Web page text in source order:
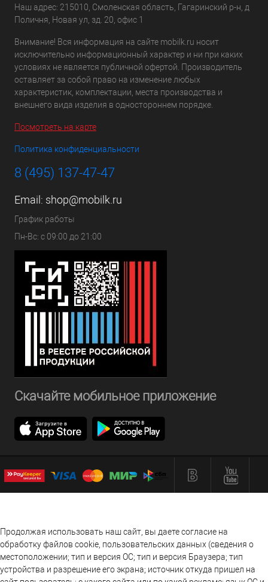
Наш адрес: 215010, Смоленская область, Гагаринский р-н, д
Поличня, Новая ул, зд. 20, офис 1
Внимание! Вся информация на сайте mobilk.ru носит
исключительно информационный характер и ни при каких
условиях не является публичной офертой. Производитель
оставляет за собой право на изменение любых
характеристик, комплектации, места производства и
внешнего вида изделия в одностороннем порядке.
Посмотреть на карте
Политика конфиденциальности
8 (495) 137-47-47
Email: shop@mobilk.ru
График работы
Пн-Вс: с 09:00 до 21:00
Скачайте мобильное приложение
Продолжая использовать наш сайт, вы даете согласие на
обработку файлов cookie, пользовательских данных (сведения о
местоположении; тип и версия ОС; тип и версия Браузера; тип
устройства и разрешение его экрана; источник откуда пришел на